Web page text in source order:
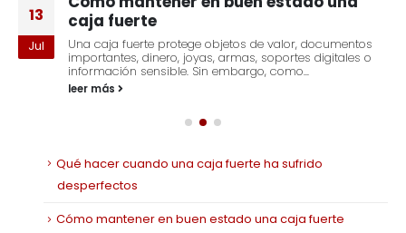
13
Jul
caja fuerte
Una caja fuerte protege objetos de valor, documentos
importantes, dinero, joyas, armas, soportes digitales o
información sensible. Sin embargo, como...
leer más
Qué hacer cuando una caja fuerte ha sufrido
desperfectos
Cómo mantener en buen estado una caja fuerte